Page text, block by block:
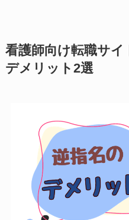
看護師向け転職サ
デメリット2選